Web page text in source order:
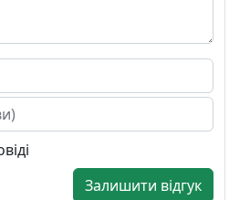
Залишити відгук